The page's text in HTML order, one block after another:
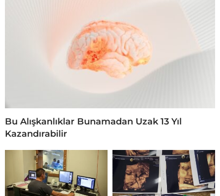
Bu Alışkanlıklar Bunamadan Uzak 13 Yıl
Kazandırabilir